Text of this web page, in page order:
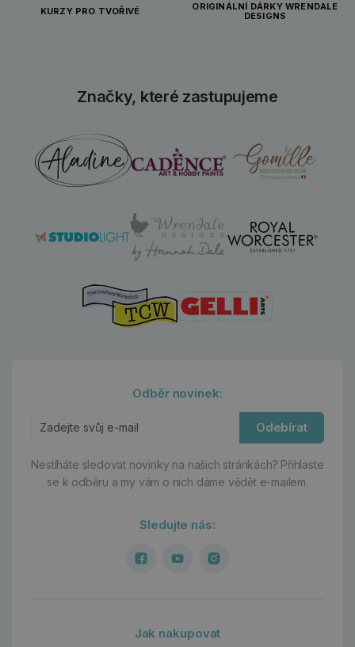
KURZY PRO TVOŘIVÉ
ORIGINÁLNÍ DÁRKY WRENDALE
DESIGNS
Značky, které zastupujeme
Odběr novinek:
Odebírat
Nestíháte sledovat novinky na našich stránkách? Přihlaste
se k odběru a my vám o nich dáme vědět e-mailem.
Sledujte nás:
Jak nakupovat